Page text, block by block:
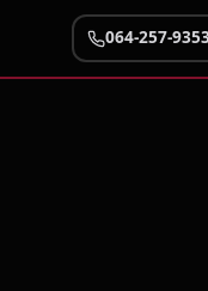
064-257-